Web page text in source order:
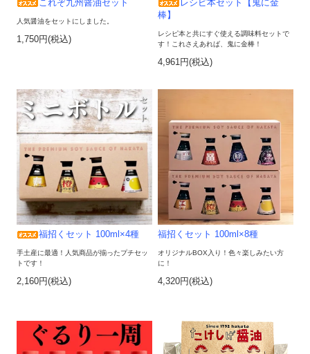
これぞ九州醤油セット
人気醤油をセットにしました。
1,750円(税込)
レシピ本セット【鬼に金
棒】
レシピ本と共にすぐ使える調味料セットで
す！これさえあれば、鬼に金棒！
4,961円(税込)
福招くセット 100ml×4種
手土産に最適！人気商品が揃ったプチセッ
トです！
2,160円(税込)
福招くセット 100ml×8種
オリジナルBOX入り！色々楽しみたい方
に！
4,320円(税込)